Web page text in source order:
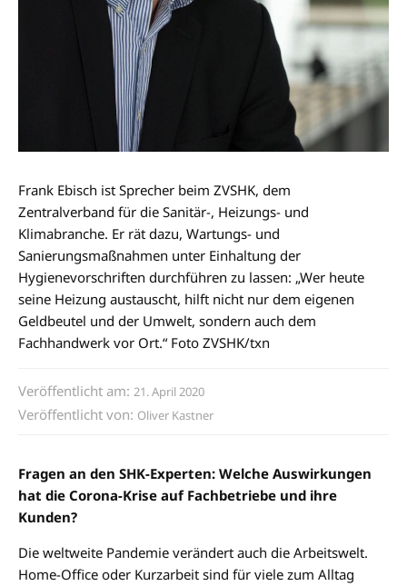
Frank Ebisch ist Sprecher beim ZVSHK, dem
Zentralverband für die Sanitär-, Heizungs- und
Klimabranche. Er rät dazu, Wartungs- und
Sanierungsmaßnahmen unter Einhaltung der
Hygienevorschriften durchführen zu lassen: „Wer heute
seine Heizung austauscht, hilft nicht nur dem eigenen
Geldbeutel und der Umwelt, sondern auch dem
Fachhandwerk vor Ort.“ Foto ZVSHK/txn
Veröffentlicht am: 21. April 2020
Veröffentlicht von: Oliver Kastner
Fragen an den SHK-Experten: Welche Auswirkungen
hat die Corona-Krise auf Fachbetriebe und ihre
Kunden?
Die weltweite Pandemie verändert auch die Arbeitswelt.
Home-Office oder Kurzarbeit sind für viele zum Alltag